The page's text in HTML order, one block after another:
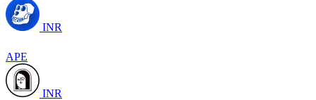
INR
APE
INR